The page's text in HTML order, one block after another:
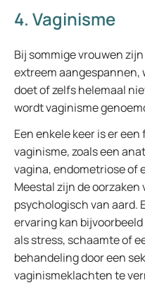
4. Vaginisme
Bij sommige vrouwen
extreem aangespannen,
doet of zelfs helemaal
wordt vaginisme
Een enkele keer is er
vaginisme, zoals een
vagina, endometriose of
Meestal zijn de
psychologisch van aard.
ervaring kan
als stress, schaamte of
behandeling door een
vaginismeklachten te